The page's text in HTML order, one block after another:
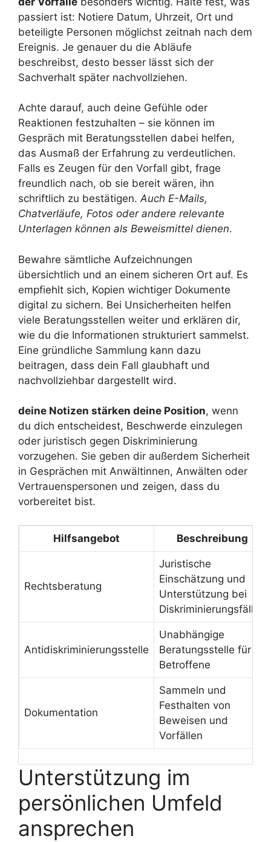
passiert ist: Notiere Datum, Uhrzeit, Ort und
beteiligte Personen möglichst zeitnah nach dem
Ereignis. Je genauer du die Abläufe
beschreibst, desto besser lässt sich der
Sachverhalt später nachvollziehen.
Achte darauf, auch deine Gefühle oder
Reaktionen festzuhalten – sie können im
Gespräch mit Beratungsstellen dabei helfen,
das Ausmaß der Erfahrung zu verdeutlichen.
Falls es Zeugen für den Vorfall gibt, frage
freundlich nach, ob sie bereit wären, ihn
schriftlich zu bestätigen.Auch E-Mails,
Chatverläufe, Fotos oder andere relevante
Unterlagen können als Beweismittel dienen.
Bewahre sämtliche Aufzeichnungen
übersichtlich und an einem sicheren Ort auf. Es
empfiehlt sich, Kopien wichtiger Dokumente
digital zu sichern. Bei Unsicherheiten helfen
viele Beratungsstellen weiter und erklären dir,
wie du die Informationen strukturiert sammelst.
Eine gründliche Sammlung kann dazu
beitragen, dass dein Fall glaubhaft und
nachvollziehbar dargestellt wird.
deine Notizen stärken deine Position, wenn
du dich entscheidest, Beschwerde einzulegen
oder juristisch gegen Diskriminierung
vorzugehen. Sie geben dir außerdem Sicherheit
in Gesprächen mit Anwältinnen, Anwälten oder
Vertrauenspersonen und zeigen, dass du
vorbereitet bist.
Hilfsangebot Beschreibung
Rechtsberatung
Juristische
Einschätzung und
Unterstützung bei
Diskriminierungsfällen
Antidiskriminierungsstelle
Unabhängige
Beratungsstelle für
Betroffene
Dokumentation
Sammeln und
Festhalten von
Beweisen und
Vorfällen
Unterstützung im
persönlichen Umfeld
ansprechen